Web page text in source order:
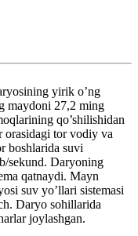
yirik o’ng
maydoni 27,2 ming
qo’shilishidan
orasidagi tor vodiy va
boshlarida suvi
sekund. Daryoning
qatnaydi. Mayn
suv yo’llari sistemasi
Daryo sohillarida
joylashgan.